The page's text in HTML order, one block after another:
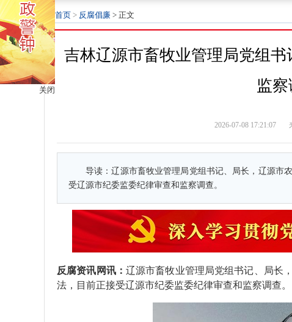
首页 > 反腐倡廉 > 正文
吉林辽源市畜牧业管理局党组
监
2026-07-08 17:21:07
导读：辽源市畜牧业管理局党组书记、局长，辽源市
受辽源市纪委监委纪律审查和监察调查。
反腐资讯网讯： 辽源市畜牧业管理局党组书记、局长
法，目前正接受辽源市纪委监委纪律审查和监察调查。
关闭